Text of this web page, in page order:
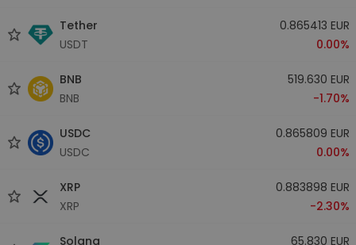
Tether
USDT
0.865413 EUR
0.00%
BNB
BNB
519.630 EUR
-1.70%
USDC
USDC
0.865809 EUR
0.00%
XRP
XRP
0.883898 EUR
-2.30%
Solana
65.830 EUR